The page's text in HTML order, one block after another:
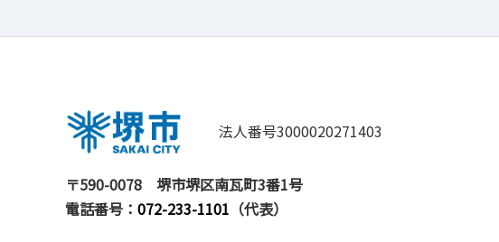
法人番号3000020271403
〒590-0078
堺市堺区南瓦町3番1号
電話番号： 072-233-1101 （代表）